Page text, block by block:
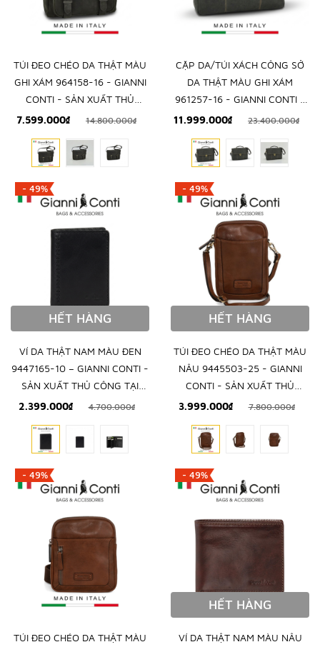
TÚI ĐEO CHÉO DA THẬT MÀU
GHI XÁM 964158-16 - GIANNI
CONTI - SẢN XUẤT THỦ
CÔNG TỪ ITALY
7.599.000₫ 14.800.000₫
CẶP DA/TÚI XÁCH CÔNG SỞ
DA THẬT MÀU GHI XÁM
961257-16 - GIANNI CONTI -
SẢN XUẤT THỦ CÔNG TẠI
11.999.000₫ 23.400.000₫
- 49%
HẾT HÀNG
VÍ DA THẬT NAM MÀU ĐEN
9447165-10 – GIANNI CONTI -
SẢN XUẤT THỦ CÔNG TẠI
ITALY
2.399.000₫ 4.700.000₫
- 49%
HẾT HÀNG
TÚI ĐEO CHÉO DA THẬT MÀU
NÂU 9445503-25 - GIANNI
CONTI - SẢN XUẤT THỦ
CÔNG TẠI ITALY
3.999.000₫ 7.800.000₫
- 49%
TÚI ĐEO CHÉO DA THẬT MÀU
- 49%
HẾT HÀNG
VÍ DA THẬT NAM MÀU NÂU